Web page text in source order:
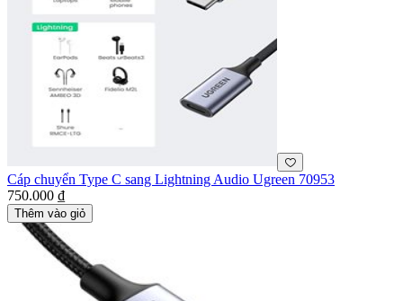
Cáp chuyển Type C sang Lightning Audio Ugreen 70953
750.000 ₫
Thêm vào giỏ